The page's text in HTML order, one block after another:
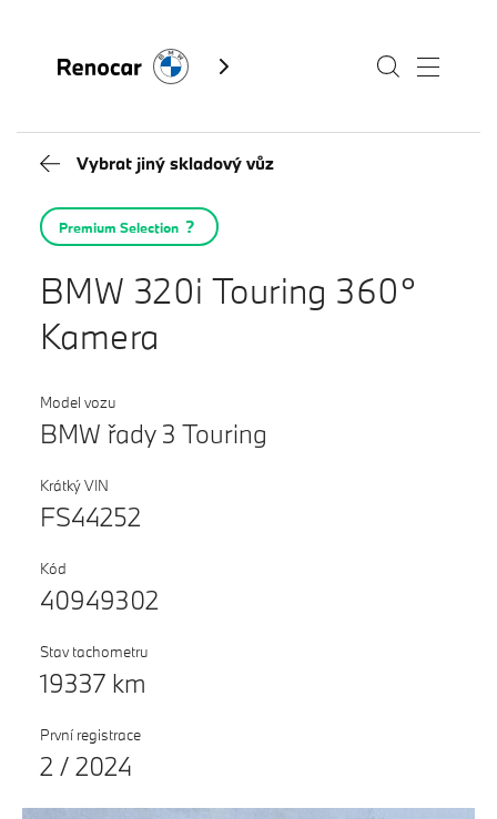
Modely
Servis
Služby
Akční nabídky BMW
Výkup vozů
BMW Premium Selection
Testovací jízda
Finanční služby
Pojištění
M Performance
Kontakty BMW
Fan e-shop
Vybrat jiný skladový vůz
Premium Selection
BMW 320i Touring 360°
Kamera
Model vozu
BMW řady 3 Touring
Krátký VIN
FS44252
Kód
40949302
Stav tachometru
19337 km
První registrace
2 / 2024